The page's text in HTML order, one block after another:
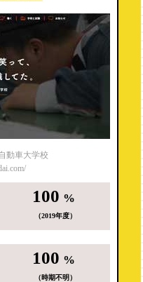
動車大学校
100 %
（2019年度）
100 %
（時期不明）